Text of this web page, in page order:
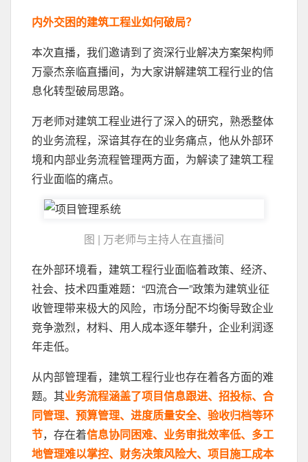
内外交困的建筑工程业如何破局？
本次直播，我们邀请到了资深行业解决方案架构师
万豪杰亲临直播间，为大家讲解建筑工程行业的信
息化转型破局思路。
万老师对建筑工程业进行了深入的研究，熟悉整体
的业务流程，深谙其存在的业务痛点，他从外部环
境和内部业务流程管理两方面，为解读了建筑工程
行业面临的痛点。
图 | 万老师与主持人在直播间
在外部环境看，建筑工程行业面临着政策、经济、
社会、技术四重难题：“四流合一”政策为建筑业征
收管理带来极大的风险，市场分配不均衡导致企业
竞争激烈，材料、用人成本逐年攀升，企业利润逐
年走低。
从内部管理看，建筑工程行业也存在着各方面的难
题。其业务流程涵盖了项目信息跟进、招投标、合
同管理、预算管理、进度质量安全、验收归档等环
节，存在着信息协同困难、业务审批效率低、多工
地管理难以掌控、财务决策风险大、项目施工成本